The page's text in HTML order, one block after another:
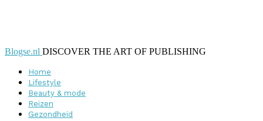
Blogse.nl DISCOVER THE ART OF PUBLISHING
Home
Lifestyle
Beauty & mode
Reizen
Gezondheid